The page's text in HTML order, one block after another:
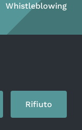
Whistleblowing
Rifiuto